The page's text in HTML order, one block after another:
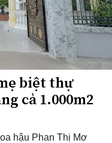
biệt thự
cả 1.000m2
hậu Phan Thị Mơ